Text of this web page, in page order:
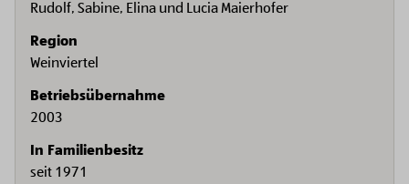
Rudolf, Sabine, Elina und Lucia Maierhofer
Region
Weinviertel
Betriebsübernahme
2003
In Familienbesitz
seit 1971